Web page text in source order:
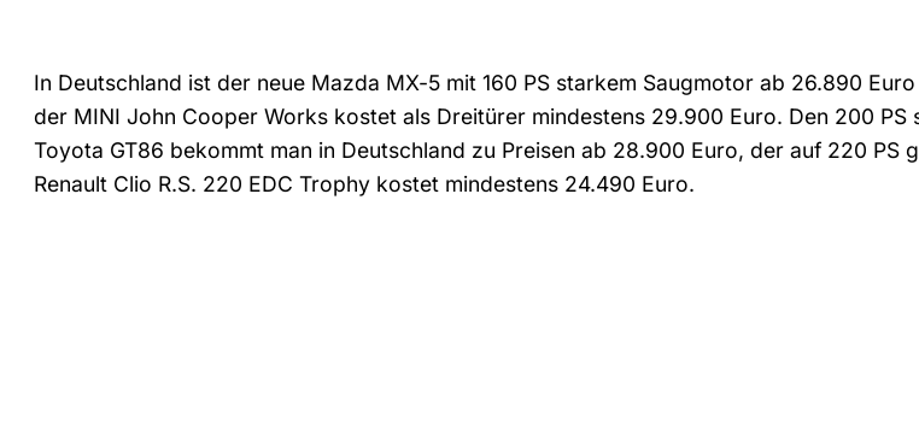
In Deutschland ist der neue Mazda MX-5 mit 160 PS starkem Saugmotor ab 26.890
der MINI John Cooper Works kostet als Dreitürer mindestens 29.900 Euro. Den 200 PS
Toyota GT86 bekommt man in Deutschland zu Preisen ab 28.900 Euro, der auf 220 PS
Renault Clio R.S. 220 EDC Trophy kostet mindestens 24.490 Euro.